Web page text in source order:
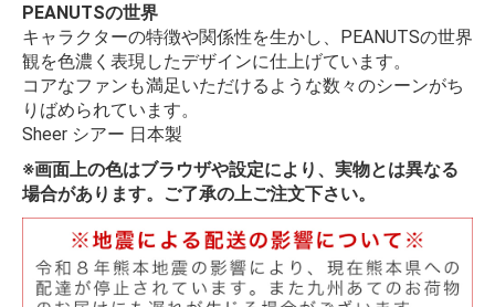
PEANUTSの世界
キャラクターの特徴や関係性を生かし、PEANUTSの世界
観を色濃く表現したデザインに仕上げています。
コアなファンも満足いただけるような数々のシーンがち
りばめられています。
Sheer シアー 日本製
※画面上の色はブラウザや設定により、実物とは異なる
場合があります。ご了承の上ご注文下さい。